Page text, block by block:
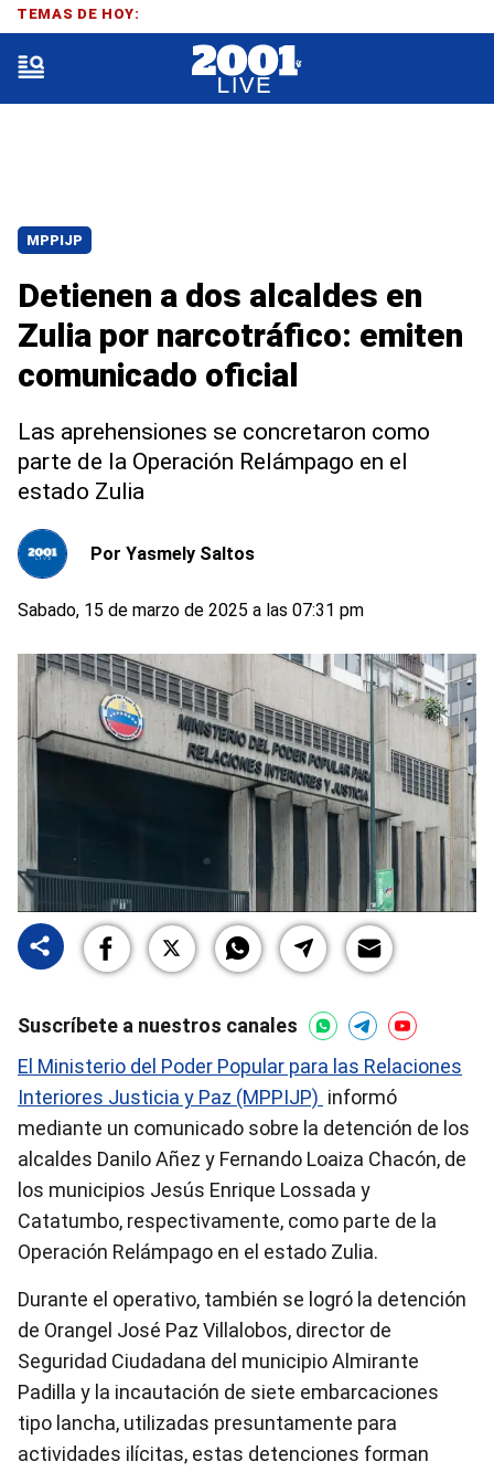
MPPIJP
Detienen a dos alcaldes en
Zulia por narcotráfico: emiten
comunicado oficial
Las aprehensiones se concretaron como
parte de la Operación Relámpago en el
estado Zulia
Por Yasmely Saltos
Sabado, 15 de marzo de 2025 a las 07:31 pm
Suscríbete a nuestros canales
El Ministerio del Poder Popular para las Relaciones
Interiores Justicia y Paz (MPPIJP) informó
mediante un comunicado sobre la detención de los
alcaldes Danilo Añez y Fernando Loaiza Chacón, de
los municipios Jesús Enrique Lossada y
Catatumbo, respectivamente, como parte de la
Operación Relámpago en el estado Zulia.
Durante el operativo, también se logró la detención
de Orangel José Paz Villalobos, director de
Seguridad Ciudadana del municipio Almirante
Padilla y la incautación de siete embarcaciones
tipo lancha, utilizadas presuntamente para
actividades ilícitas, estas detenciones forman
TEMAS DE HOY: